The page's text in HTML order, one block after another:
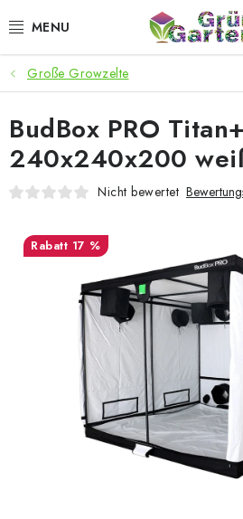
Inhalt
ANGEBOTE
LED PFLANZENLAMPEN
ANBAUBEDARF FÜR DEN
SMARTER GARTEN
Geschäftsbewertung Kaufberatung
Datenschutzerklärung
Große Growzelte
BudBox PRO Titan+
240x240x200
Nicht bewertet
17 %